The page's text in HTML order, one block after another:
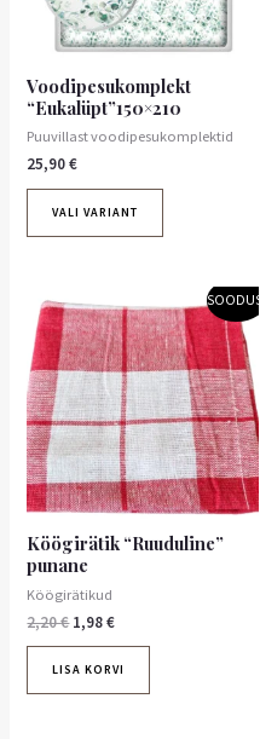
Voodipesukomplekt
“Eukalüpt”150×210
Puuvillast voodipesukomplektid
25,90€
VALI VARIANT
SOODUS!
Köögirätik “Ruuduline”
punane
Köögirätikud
2,20€
hind
oli:
2,20 €.
1,98€
hind
on:
1,98 €.
LISA KORVI